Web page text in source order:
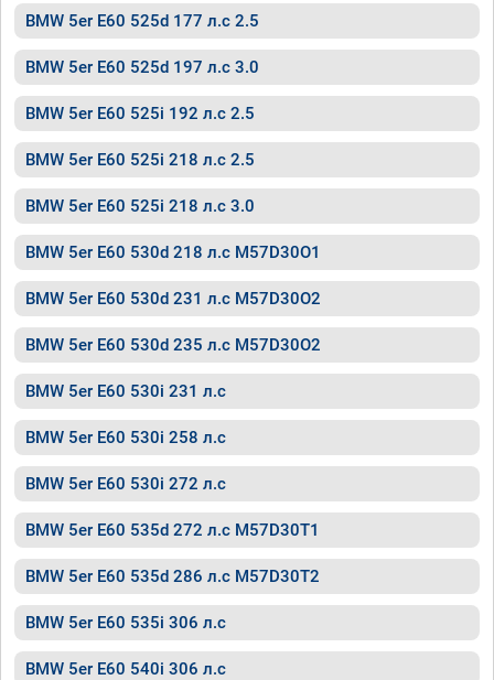
BMW 5er E60 525d 177 л.с 2.5
BMW 5er E60 525d 197 л.с 3.0
BMW 5er E60 525i 192 л.с 2.5
BMW 5er E60 525i 218 л.с 2.5
BMW 5er E60 525i 218 л.с 3.0
BMW 5er E60 530d 218 л.с M57D30O1
BMW 5er E60 530d 231 л.с M57D30O2
BMW 5er E60 530d 235 л.с M57D30O2
BMW 5er E60 530i 231 л.с
BMW 5er E60 530i 258 л.с
BMW 5er E60 530i 272 л.с
BMW 5er E60 535d 272 л.с M57D30T1
BMW 5er E60 535d 286 л.с M57D30T2
BMW 5er E60 535i 306 л.с
BMW 5er E60 540i 306 л.с